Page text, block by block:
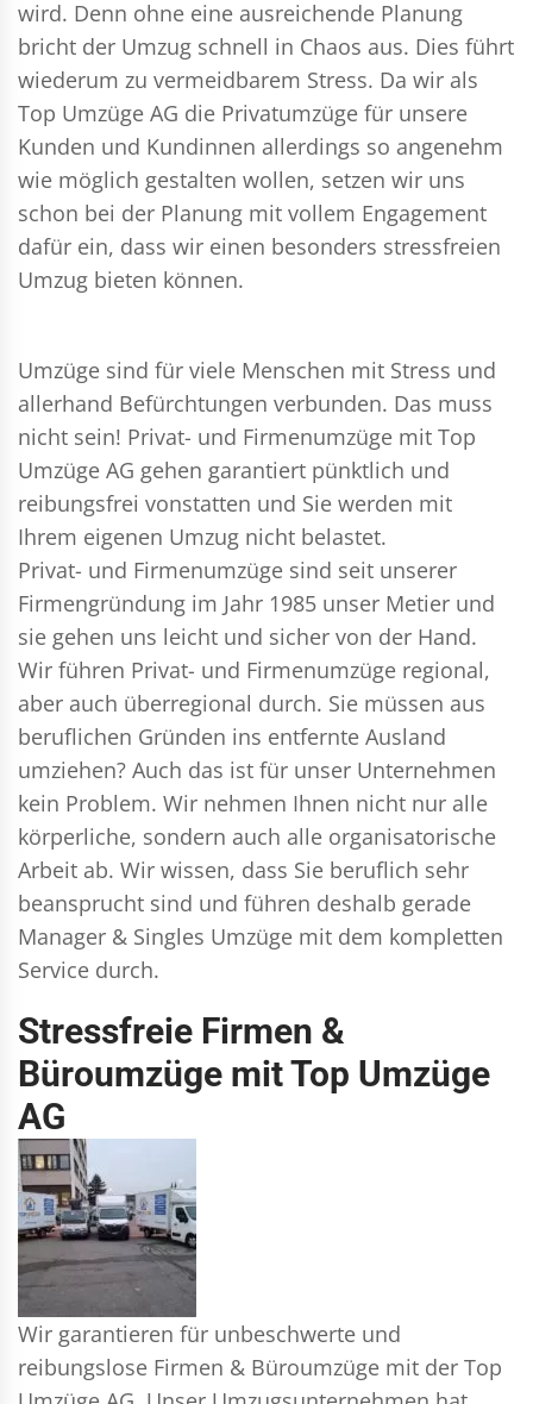
wird. Denn ohne eine ausreichende Planung
bricht der Umzug schnell in Chaos aus. Dies führt
wiederum zu vermeidbarem Stress. Da wir als
Top Umzüge AG die Privatumzüge für unsere
Kunden und Kundinnen allerdings so angenehm
wie möglich gestalten wollen, setzen wir uns
schon bei der Planung mit vollem Engagement
dafür ein, dass wir einen besonders stressfreien
Umzug bieten können.
Umzüge sind für viele Menschen mit Stress und
allerhand Befürchtungen verbunden. Das muss
nicht sein! Privat- und Firmenumzüge mit Top
Umzüge AG gehen garantiert pünktlich und
reibungsfrei vonstatten und Sie werden mit
Ihrem eigenen Umzug nicht belastet.
Privat- und Firmenumzüge sind seit unserer
Firmengründung im Jahr 1985 unser Metier und
sie gehen uns leicht und sicher von der Hand.
Wir führen Privat- und Firmenumzüge regional,
aber auch überregional durch. Sie müssen aus
beruflichen Gründen ins entfernte Ausland
umziehen? Auch das ist für unser Unternehmen
kein Problem. Wir nehmen Ihnen nicht nur alle
körperliche, sondern auch alle organisatorische
Arbeit ab. Wir wissen, dass Sie beruflich sehr
beansprucht sind und führen deshalb gerade
Manager & Singles Umzüge mit dem kompletten
Service durch.
Stressfreie Firmen &
Büroumzüge mit Top Umzüge
AG
Wir garantieren für unbeschwerte und
reibungslose Firmen & Büroumzüge mit der Top